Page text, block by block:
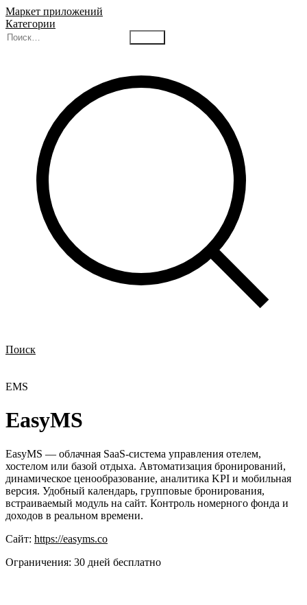
Маркет приложений
Категории
Поиск
EMS
EasyMS
EasyMS — облачная SaaS-система управления отелем,
хостелом или базой отдыха. Автоматизация бронирований,
динамическое ценообразование, аналитика KPI и мобильная
версия. Удобный календарь, групповые бронирования,
встраиваемый модуль на сайт. Контроль номерного фонда и
доходов в реальном времени.
Сайт: https://easyms.co
Ограничения: 30 дней бесплатно